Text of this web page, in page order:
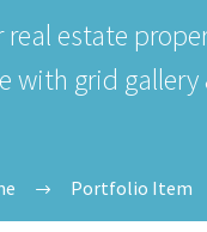
estate
with grid
Portfolio Item